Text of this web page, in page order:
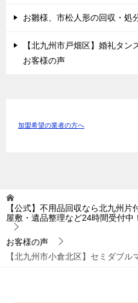
お雛様、市松人形の回収・
【北九州市戸畑区】婚礼タ
お客様の声
加盟希望の業者の方へ
【公式】不用品回収なら北九州
屋敷・遺品整理など24時間受付中！
お客様の声
【北九州市小倉北区】セミダブ